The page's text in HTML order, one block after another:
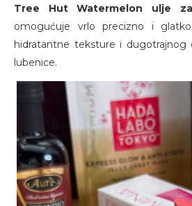
Tree Hut Watermelon ulje
omogućuje vrlo precizno i
hidratantne teksture i dugotrajnog
lubenice.